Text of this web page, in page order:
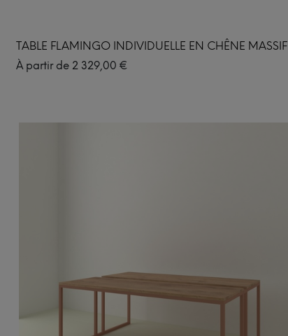
TABLE FLAMINGO INDIVIDUELLE EN CHÊNE MASSIF
À partir de 2 329,00 €